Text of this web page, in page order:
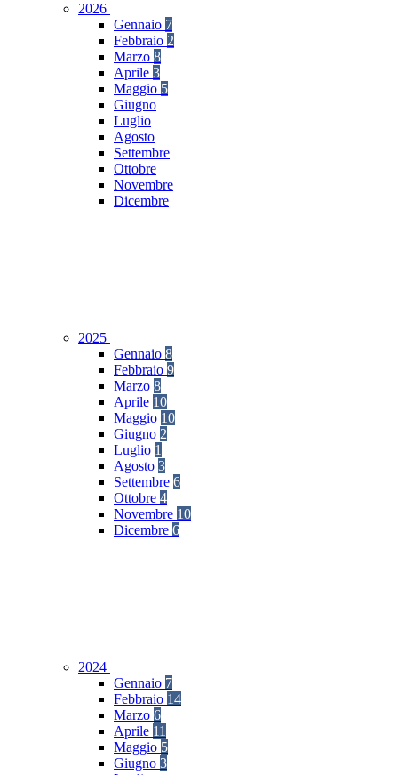
2026
Gennaio 7
Febbraio 2
Marzo 8
Aprile 3
Maggio 5
Giugno
Luglio
Agosto
Settembre
Ottobre
Novembre
Dicembre
2025
Gennaio 8
Febbraio 9
Marzo 8
Aprile 10
Maggio 10
Giugno 2
Luglio 1
Agosto 3
Settembre 6
Ottobre 4
Novembre 10
Dicembre 6
2024
Gennaio 7
Febbraio 14
Marzo 6
Aprile 11
Maggio 5
Giugno 3